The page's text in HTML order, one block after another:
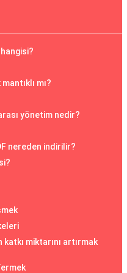
mı?
yönetim nedir?
nereden indirilir?
miktarını artırmak